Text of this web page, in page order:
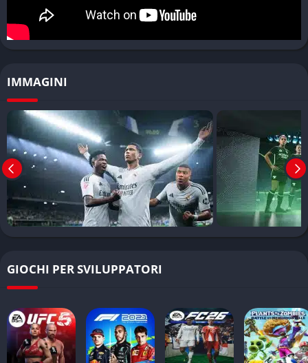
È necessario essere connessi a Internet per giocare?
La maggior parte delle modalità offline non richiede una
Quali sono i requisiti di sistema consigliati?
Il gioco richiede hardware di ultima generazione per le
prestazioni ottimali, con particolare attenzione alla scheda
grafica e alla RAM per sfruttare appieno le nuove tecnologie
implementate.
Come funziona il sistema PlayStyles?
È possibile trasferire i progressi da FIFA a EA Sports FC
25?
I progressi da FIFA non sono trasferibili direttamente a EA
IMMAGINI
GIOCHI PER SVILUPPATORI